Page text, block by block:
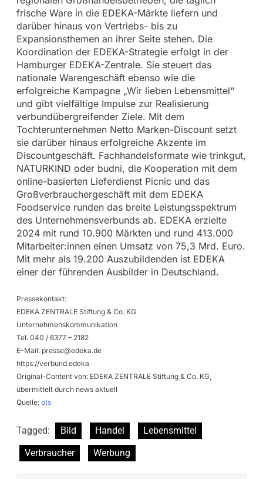
frische Ware in die EDEKA-Märkte liefern und
darüber hinaus von Vertriebs- bis zu
Expansionsthemen an ihrer Seite stehen. Die
Koordination der EDEKA-Strategie erfolgt in der
Hamburger EDEKA-Zentrale. Sie steuert das
nationale Warengeschäft ebenso wie die
erfolgreiche Kampagne „Wir lieben Lebensmittel“
und gibt vielfältige Impulse zur Realisierung
verbundübergreifender Ziele. Mit dem
Tochterunternehmen Netto Marken-Discount setzt
sie darüber hinaus erfolgreiche Akzente im
Discountgeschäft. Fachhandelsformate wie trinkgut,
NATURKIND oder budni, die Kooperation mit dem
online-basierten Lieferdienst Picnic und das
Großverbrauchergeschäft mit dem EDEKA
Foodservice runden das breite Leistungsspektrum
des Unternehmensverbunds ab. EDEKA erzielte
2024 mit rund 10.900 Märkten und rund 413.000
Mitarbeiter:innen einen Umsatz von 75,3 Mrd. Euro.
Mit mehr als 19.200 Auszubildenden ist EDEKA
einer der führenden Ausbilder in Deutschland.
Pressekontakt:
EDEKA ZENTRALE Stiftung & Co. KG
Unternehmenskommunikation
Tel. 040 / 6377 – 2182
E-Mail: presse@edeka.de
https://verbund.edeka
Original-Content von: EDEKA ZENTRALE Stiftung & Co. KG,
übermittelt durch news aktuell
Quelle: ots
Tagged: Bild Handel
Lebensmittel
Verbraucher
Werbung